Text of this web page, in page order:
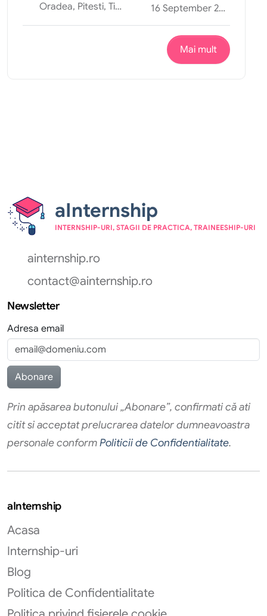
Oradea, Pitesti, Timisoara 16 September 2025
Mai mult
aInternship
INTERNSHIP-URI, STAGII DE PRACTICA, TRAINEESHIP-URI
ainternship.ro
contact@ainternship.ro
Newsletter
Adresa email
Prin apăsarea butonului „Abonare”, confirmati că ati
citit si acceptat prelucrarea datelor dumneavoastra
personale conformPoliticii de Confidentialitate.
aInternship
Acasa
Internship-uri
Blog
Politica de Confidentialitate